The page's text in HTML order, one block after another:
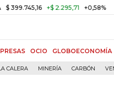
+$ 2.295,71 +0,58% TASA
OCIO GLOBOECONOMÍA
CALERA MINERÍA CARBÓN